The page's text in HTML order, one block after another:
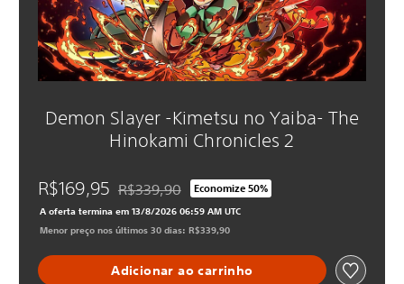
Demon Slayer -Kimetsu no Yaiba- The
Hinokami Chronicles 2
R$169,95 Desconto aplicado no preço original de
R$339,90 Economize 50%
A oferta termina em 13/8/2026 06:59 AM UTC
Menor preço nos últimos 30 dias: R$339,90
Adicionar ao carrinho